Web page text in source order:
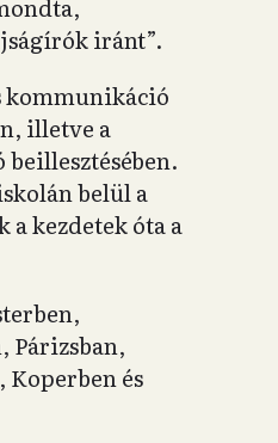
iránt”.
kommunikáció
illetve a
belül a
kezdetek óta a
Párizsban,
és